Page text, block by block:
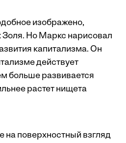
изображено,
Но Маркс нарисовал
капитализма. Он
действует
больше развивается
растет нищета
на поверхностный взгляд